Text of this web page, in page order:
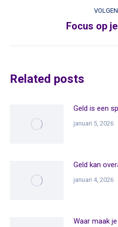
Focus op
Related posts
Geld is een
januari 5, 2026
Geld kan
januari 4, 2026
Waar maak